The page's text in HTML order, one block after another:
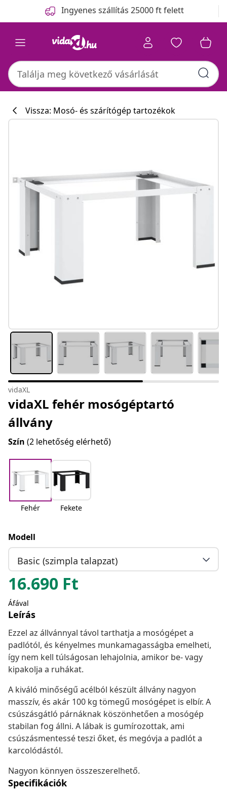
Ingyenes szállítás 25000 ft felett
Vissza: Mosó- és szárítógép tartozékok
vidaXL
vidaXL fehér mosógéptartó
állvány
Szín (2 lehetőség elérhető)
Fehér Fekete
Modell
Basic (szimpla talapzat)
16.690 Ft
Áfával
Leírás
Ezzel az állvánnyal távol tarthatja a mosógépet a
padlótól, és kényelmes munkamagasságba emelheti,
így nem kell túlságosan lehajolnia, amikor be- vagy
kipakolja a ruhákat.
A kiváló minőségű acélból készült állvány nagyon
masszív, és akár 100 kg tömegű mosógépet is elbír. A
csúszásgátló párnáknak köszönhetően a mosógép
stabilan fog állni. A lábak is gumírozottak, ami
csúszásmentessé teszi őket, és megóvja a padlót a
karcolódástól.
Nagyon könnyen összeszerelhető.
Specifikációk